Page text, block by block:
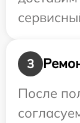
3
После